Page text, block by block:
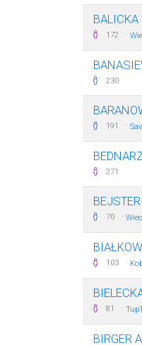
BALICKA
172 ·
230
191 ·
271
70 ·
103 ·
81 ·
BIRGER